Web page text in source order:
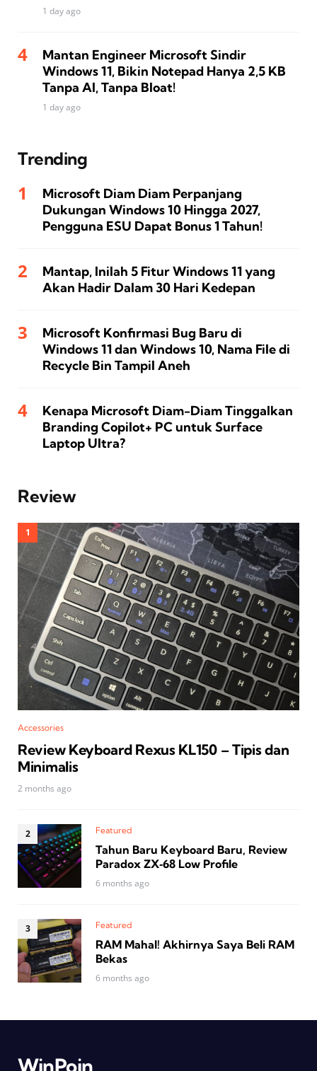
1 day ago
Mantan Engineer Microsoft Sindir
Windows 11, Bikin Notepad Hanya 2,5 KB
Tanpa AI, Tanpa Bloat!
1 day ago
Trending
Microsoft Diam Diam Perpanjang
Dukungan Windows 10 Hingga 2027,
Pengguna ESU Dapat Bonus 1 Tahun!
Mantap, Inilah 5 Fitur Windows 11 yang
Akan Hadir Dalam 30 Hari Kedepan
Microsoft Konfirmasi Bug Baru di
Windows 11 dan Windows 10, Nama File di
Recycle Bin Tampil Aneh
Kenapa Microsoft Diam-Diam Tinggalkan
Branding Copilot+ PC untuk Surface
Laptop Ultra?
Review
Accessories
Review Keyboard Rexus KL150 – Tipis dan
Minimalis
2 months ago
Featured
Tahun Baru Keyboard Baru, Review
Paradox ZX‑68 Low Profile
6 months ago
Featured
RAM Mahal! Akhirnya Saya Beli RAM
Bekas
6 months ago
WinPoin